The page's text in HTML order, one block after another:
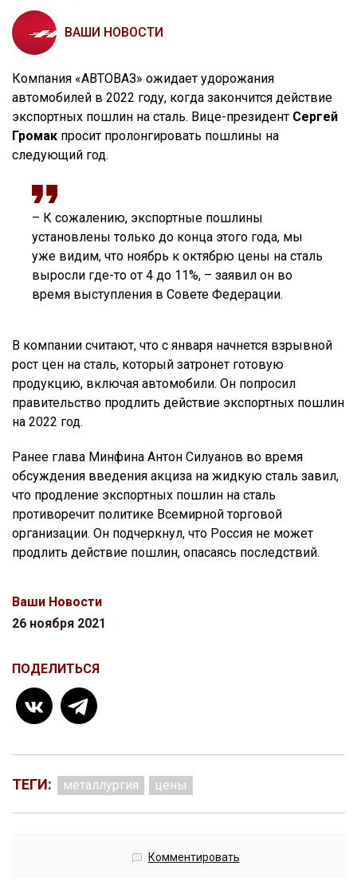
ВАШИ НОВОСТИ
Компания «АВТОВАЗ» ожидает удорожания
автомобилей в 2022 году, когда закончится действие
экспортных пошлин на сталь. Вице-президент Сергей
Громак просит пролонгировать пошлины на
следующий год.
– К сожалению, экспортные пошлины
установлены только до конца этого года, мы
уже видим, что ноябрь к октябрю цены на сталь
выросли где-то от 4 до 11%, – заявил он во
время выступления в Совете Федерации.
В компании считают, что с января начнется взрывной
рост цен на сталь, который затронет готовую
продукцию, включая автомобили. Он попросил
правительство продлить действие экспортных пошлин
на 2022 год.
Ранее глава Минфина Антон Силуанов во время
обсуждения введения акциза на жидкую сталь завил,
что продление экспортных пошлин на сталь
противоречит политике Всемирной торговой
организации. Он подчеркнул, что Россия не может
продлить действие пошлин, опасаясь последствий.
Ваши Новости
26 ноября 2021
ПОДЕЛИТЬСЯ
ТЕГИ: металлургия цены
Комментировать